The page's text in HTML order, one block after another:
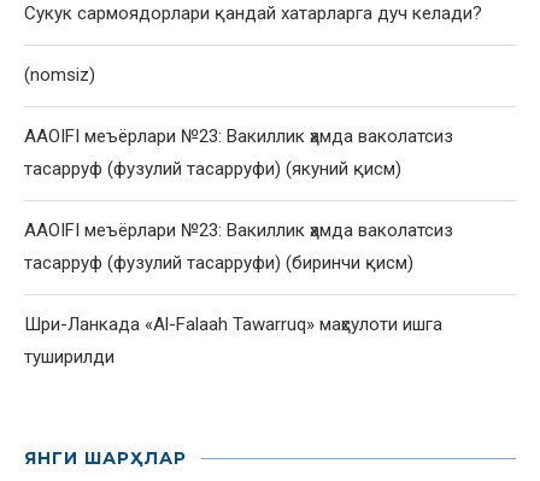
Сукук сармоядорлари қандай хатарларга дуч келади?
(nomsiz)
AAOIFI меъёрлари №23: Вакиллик ҳамда ваколатсиз
тасарруф (фузулий тасарруфи) (якуний қисм)
AAOIFI меъёрлари №23: Вакиллик ҳамда ваколатсиз
тасарруф (фузулий тасарруфи) (биринчи қисм)
Шри-Ланкада «Al-Falaah Tawarruq» маҳсулоти ишга
туширилди
ЯНГИ ШАРҲЛАР